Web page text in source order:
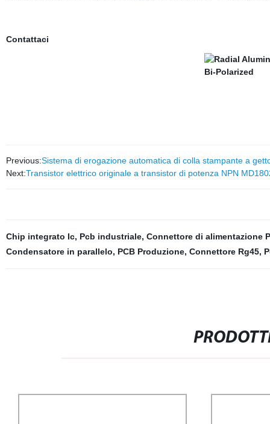
Contattaci
Previous:Sistema di erogazione automatica di colla stampante a
Next:Transistor elettrico originale a transistor di potenza NPN
Chip integrato Ic, Pcb industriale, Connettore di alimentazione
Condensatore in parallelo, PCB Produzione, Connettore Rg45,